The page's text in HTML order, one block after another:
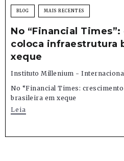
BLOG MAIS RECENTES
No “Financial
coloca infraestrutura
xeque
Instituto Millenium -
No “Financial Times:
brasileira em xeque
Leia